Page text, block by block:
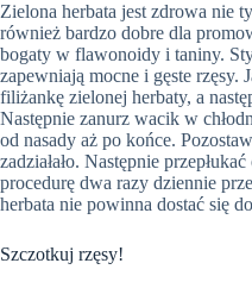
Zielona herbata jest zdrowa nie
również bardzo dobre dla
bogaty w flawonoidy i taniny.
zapewniają mocne i gęste rzęsy.
filiżankę zielonej herbaty, a
Następnie zanurz wacik w
od nasady aż po końce.
zadziałało. Następnie
procedurę dwa razy dziennie
herbata nie powinna dostać się
Szczotkuj rzęsy!